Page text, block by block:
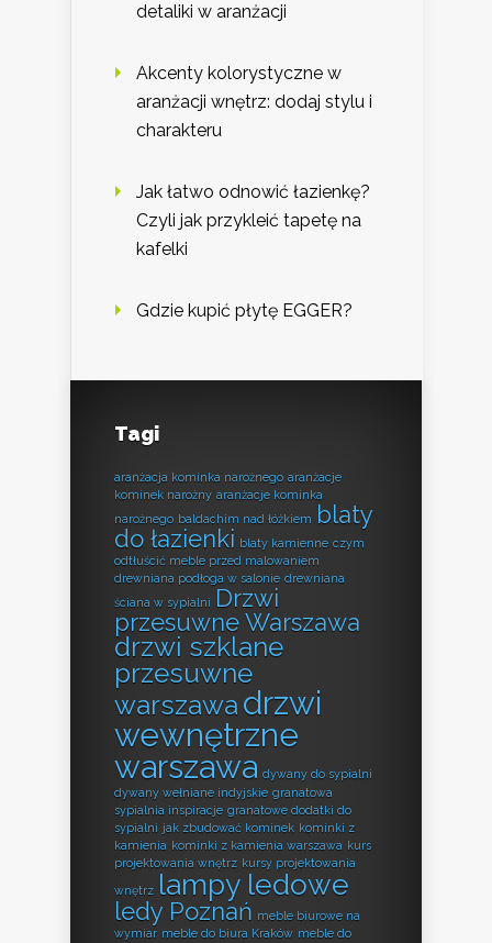
detaliki w aranżacji
Akcenty kolorystyczne w
aranżacji wnętrz: dodaj stylu i
charakteru
Jak łatwo odnowić łazienkę?
Czyli jak przykleić tapetę na
kafelki
Gdzie kupić płytę EGGER?
Tagi
aranżacja kominka narożnego aranżacje
kominek narożny aranżacje kominka
narożnego baldachim nad łóżkiem
blaty
do łazienki blaty kamienne czym
odtłuścić meble przed malowaniem
drewniana podłoga w salonie drewniana
ściana w sypialni Drzwi
przesuwne Warszawa
drzwi szklane
przesuwne
warszawa drzwi
wewnętrzne
warszawa dywany do sypialni
dywany wełniane indyjskie granatowa
sypialnia inspiracje granatowe dodatki do
sypialni jak zbudować kominek kominki z
kamienia kominki z kamienia warszawa kurs
projektowania wnętrz kursy projektowania
wnętrz lampy ledowe
ledy Poznań meble biurowe na
wymiar meble do biura Kraków meble do